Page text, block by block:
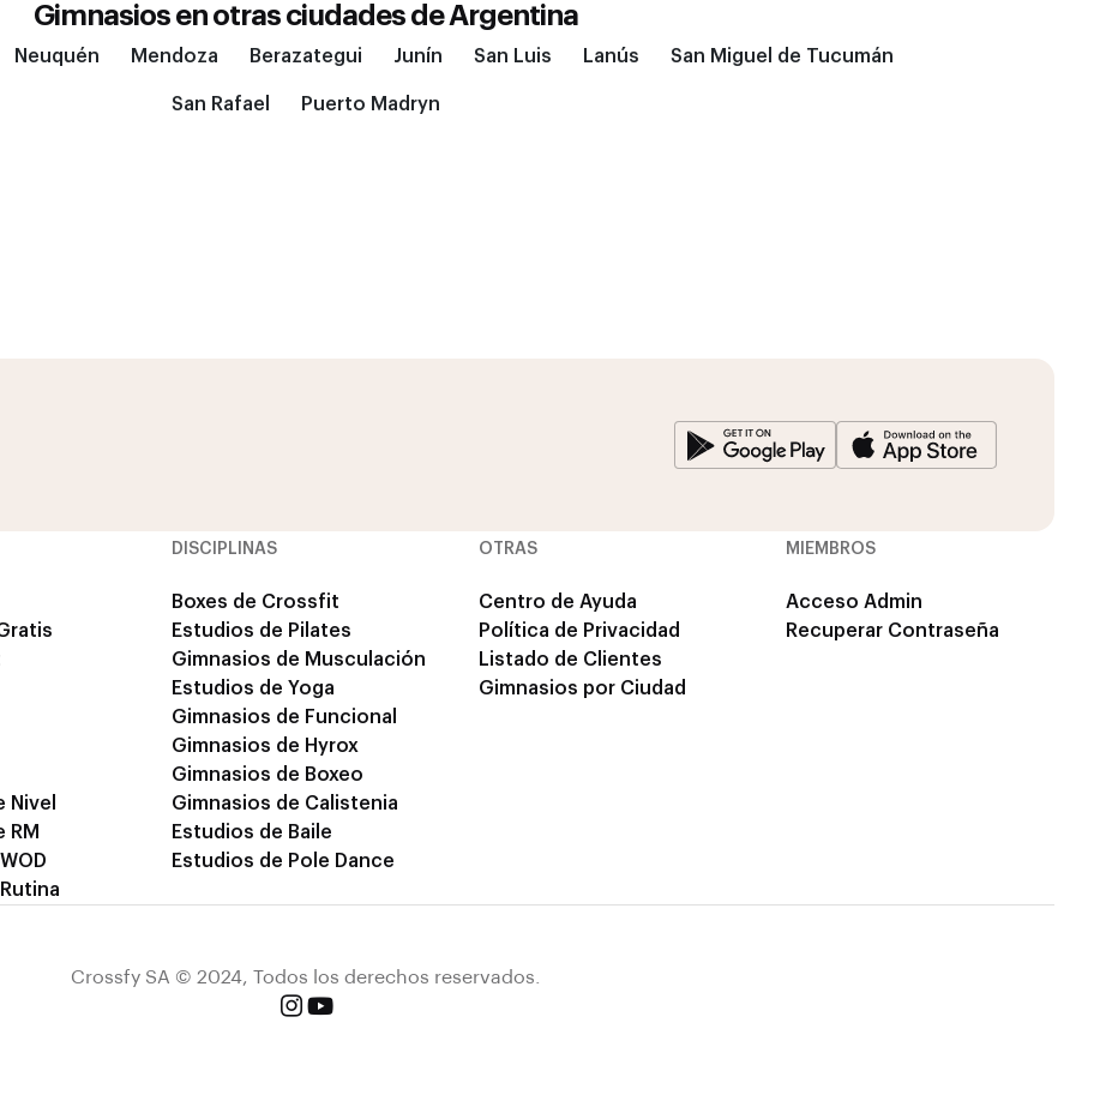
Gimnasios en otras ciudades deArgentina
Neuquén Mendoza Berazategui Junín San Luis Lanús San Miguel de Tucumán
San Rafael Puerto Madryn
Nivel
RM
DISCIPLINAS
Boxes de Crossfit
Estudios de Pilates
Gimnasios de Musculación
Estudios de Yoga
Gimnasios de Funcional
Gimnasios de Hyrox
Gimnasios de Boxeo
Gimnasios de Calistenia
Estudios de Baile
Estudios de Pole Dance
OTRAS
Centro de Ayuda
Política de Privacidad
Listado de Clientes
Gimnasios por Ciudad
MIEMBROS
Acceso Admin
Recuperar Contraseña
Crossfy SA © 2024, Todos los derechos reservados.